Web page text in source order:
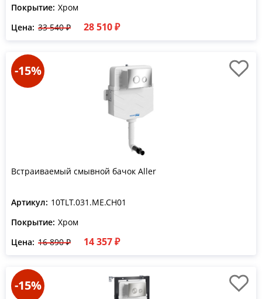
Покрытие: Хром
Цена: 33 540 ₽ 28 510 ₽
-15%
Встраиваемый смывной бачок Aller
Артикул: 10TLT.031.ME.CH01
Покрытие: Хром
Цена: 16 890 ₽ 14 357 ₽
-15%